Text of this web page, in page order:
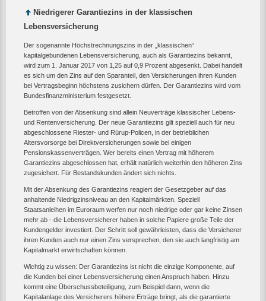
Niedrigerer Garantiezins in der klassischen
Lebensversicherung
Der sogenannte Höchstrechnungszins in der „klassischen“
kapitalgebundenen Lebensversicherung, auch als Garantiezins bekannt,
wird zum 1. Januar 2017 von 1,25 auf 0,9 Prozent abgesenkt. Dabei handelt
es sich um den Zins auf den Sparanteil, den Versicherungen ihren Kunden
bei Vertragsbeginn höchstens zusichern dürfen. Der Garantiezins wird vom
Bundesfinanzministerium festgesetzt.
Betroffen von der Absenkung sind allein Neuverträge klassischer Lebens-
und Rentenversicherung. Der neue Garantiezins gilt speziell auch für neu
abgeschlossene Riester- und Rürup-Policen, in der betrieblichen
Altersvorsorge bei Direktversicherungen sowie bei einigen
Pensionskassenverträgen. Wer bereits einen Vertrag mit höherem
Garantiezins abgeschlossen hat, erhält natürlich weiterhin den höheren Zins
zugesichert. Für Bestandskunden ändert sich nichts.
Mit der Absenkung des Garantiezins reagiert der Gesetzgeber auf das
anhaltende Niedrigzinsniveau an den Kapitalmärkten. Speziell
Staatsanleihen im Euroraum werfen nur noch niedrige oder gar keine Zinsen
mehr ab - die Lebensversicherer haben in solche Papiere große Teile der
Kundengelder investiert. Der Schritt soll gewährleisten, dass die Versicherer
ihren Kunden auch nur einen Zins versprechen, den sie auch langfristig am
Kapitalmarkt erwirtschaften können.
Wichtig zu wissen: Der Garantiezins ist nicht die einzige Komponente, auf
die Kunden bei einer Lebensversicherung einen Anspruch haben. Hinzu
kommt eine Überschussbeteiligung, zum Beispiel dann, wenn die
Kapitalanlage des Versicherers höhere Erträge bringt, als die garantierte